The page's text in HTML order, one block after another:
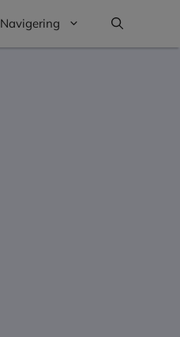
Navigering